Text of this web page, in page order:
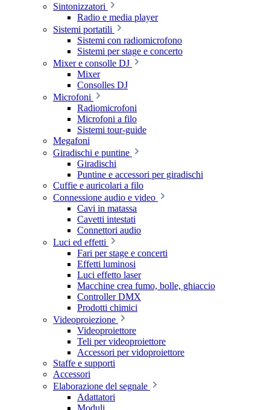
Sintonizzatori
Radio e media player
Sistemi portatili
Sistemi con radiomicrofono
Sistemi per stage e concerto
Mixer e consolle DJ
Mixer
Consolles DJ
Microfoni
Radiomicrofoni
Microfoni a filo
Sistemi tour-guide
Megafoni
Giradischi e puntine
Giradischi
Puntine e accessori per giradischi
Cuffie e auricolari a filo
Connessione audio e video
Cavi in matassa
Cavetti intestati
Connettori audio
Luci ed effetti
Fari per stage e concerti
Effetti luminosi
Luci effetto laser
Macchine crea fumo, bolle, ghiaccio
Controller DMX
Prodotti chimici
Videoproiezione
Videoproiettore
Teli per videoproiettore
Accessori per vidoproiettore
Staffe e supporti
Accessori
Elaborazione del segnale
Adattatori
Moduli